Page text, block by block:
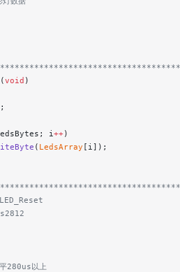
(void )
i ++)
( LedsArray [i]);
以上